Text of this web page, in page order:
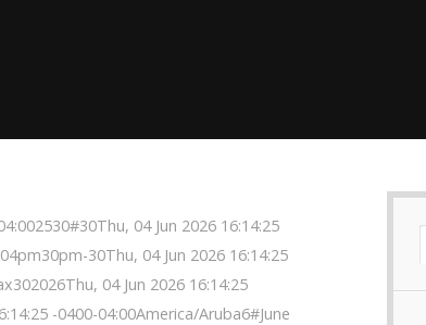
04 Jun 2026 16:14:25
30Thu, 04 Jun 2026 16:14:25
04 Jun 2026 16:14:25
-0400-04:00America/Aruba6#June